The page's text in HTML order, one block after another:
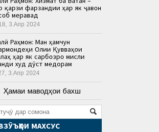
қарзи фарзандии ҳар як ҷавон
меравад
3.Апр 2024
Раҳмон: Ман ҳамчун
Олии Қувваҳои
ҳар як сарбозро мисли
худ дӯст медорам
3.Апр 2024
Ҳамаи маводҳои бахш
МАХСУС